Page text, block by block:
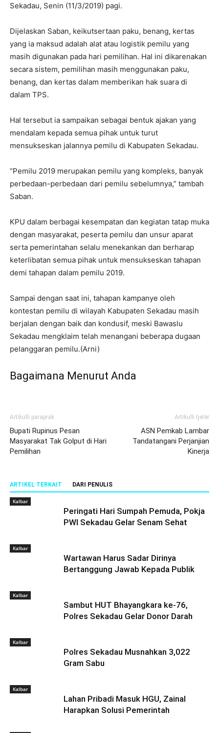
Sekadau, Senin (11/3/2019) pagi.
Dijelaskan Saban, keikutsertaan paku, benang, kertas
yang ia maksud adalah alat atau logistik pemilu yang
masih digunakan pada hari pemilihan. Hal ini dikarenakan
secara sistem, pemilihan masih menggunakan paku,
benang, dan kertas dalam memberikan hak suara di
dalam TPS.
Hal tersebut ia sampaikan sebagai bentuk ajakan yang
mendalam kepada semua pihak untuk turut
mensukseskan jalannya pemilu di Kabupaten Sekadau.
“Pemilu 2019 merupakan pemilu yang kompleks, banyak
perbedaan-perbedaan dari pemilu sebelumnya,” tambah
Saban.
KPU dalam berbagai kesempatan dan kegiatan tatap muka
dengan masyarakat, peserta pemilu dan unsur aparat
serta pemerintahan selalu menekankan dan berharap
keterlibatan semua pihak untuk mensukseskan tahapan
demi tahapan dalam pemilu 2019.
Sampai dengan saat ini, tahapan kampanye oleh
kontestan pemilu di wilayah Kabupaten Sekadau masih
berjalan dengan baik dan kondusif, meski Bawaslu
Sekadau mengklaim telah menangani beberapa dugaan
pelanggaran pemilu.(Arni)
Bagaimana Menurut Anda
Artikulli paraprak
Bupati Rupinus Pesan
Masyarakat Tak Golput di Hari
Pemilihan
Artikulli tjetër
ASN Pemkab Lambar
Tandatangani Perjanjian
Kinerja
ARTIKEL TERKAIT DARI PENULIS
Kalbar
Peringati Hari Sumpah Pemuda, Pokja
PWI Sekadau Gelar Senam Sehat
Kalbar
Wartawan Harus Sadar Dirinya
Bertanggung Jawab Kepada Publik
Kalbar
Sambut HUT Bhayangkara ke-76,
Polres Sekadau Gelar Donor Darah
Kalbar
Polres Sekadau Musnahkan 3,022
Gram Sabu
Kalbar
Lahan Pribadi Masuk HGU, Zainal
Harapkan Solusi Pemerintah